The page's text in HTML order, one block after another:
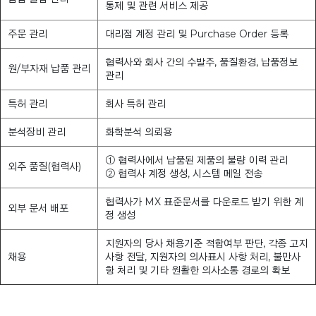
통제 및 관련 서비스 제공
주문 관리 대리점 계정 관리 및 Purchase Order 등록
원/부자재 납품 관리
협력사와 회사 간의 수발주, 품질환경, 납품정보
관리
특허 관리 회사 특허 관리
분석장비 관리 화학분석 의뢰용
외주 품질(협력사)
① 협력사에서 납품된 제품의 불량 이력 관리
② 협력사 계정 생성, 시스템 메일 전송
외부 문서 배포
협력사가 MX 표준문서를 다운로드 받기 위한 계
정 생성
채용
지원자의 당사 채용기준 적합여부 판단, 각종 고지
사항 전달, 지원자의 의사표시 사항 처리, 불만사
항 처리 및 기타 원활한 의사소통 경로의 확보